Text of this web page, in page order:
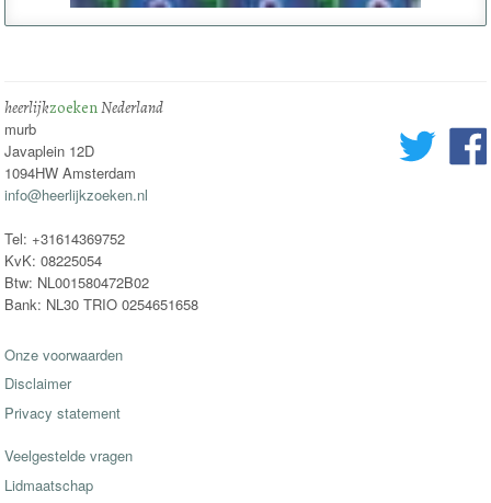
heerlijkzoekenNederland
murb
Javaplein 12D
1094HW Amsterdam
info@heerlijkzoeken.nl
Tel: +31614369752
KvK: 08225054
Btw: NL001580472B02
Bank: NL30 TRIO 0254651658
Onze voorwaarden
Disclaimer
Privacy statement
Veelgestelde vragen
Lidmaatschap